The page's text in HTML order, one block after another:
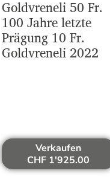
Goldvreneli 50 Fr.
100 Jahre letzte
Prägung 10 Fr.
Goldvreneli 2022
Verkaufen
CHF 1'925.00